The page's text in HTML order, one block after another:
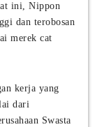
ini, Nippon
dan terobosan
merek cat
kerja yang
dari
Swasta